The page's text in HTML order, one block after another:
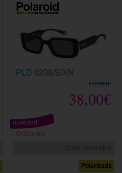
PLD 6208/S/XN
69,00€
38,00€
Graduable
novedad
1 Color disponible
Polarizada